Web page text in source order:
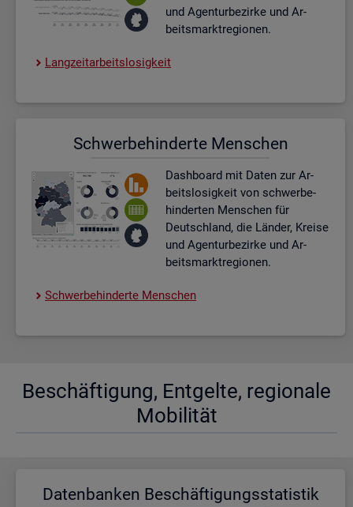
und Agen­tur­be­zir­ke und Ar­
beits­markt­re­gio­nen.
Lang­zeit­ar­beits­lo­sig­keit
Schwer­be­hin­der­te Men­schen
Dash­board mit Daten zur Ar­
beits­lo­sig­keit von schwer­be­
hin­der­ten Men­schen für
Deutsch­land, die Län­der, Krei­se
und Agen­tur­be­zir­ke und Ar­
beits­markt­re­gio­nen.
Schwer­be­hin­der­te Men­schen
Be­schäf­ti­gung, Ent­gel­te, re­gio­na­le
Mo­bi­li­tät
Da­ten­ban­ken Be­schäf­ti­gungs­sta­tis­tik